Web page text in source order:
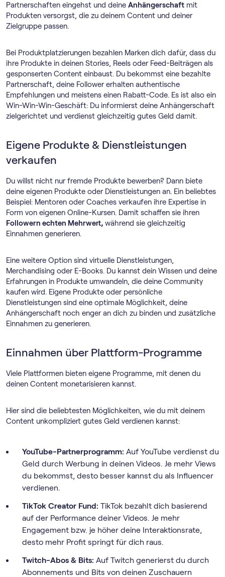
Partnerschaften eingehst und deine Anhängerschaft mit
Produkten versorgst, die zu deinem Content und deiner
Zielgruppe passen.
Bei Produktplatzierungen bezahlen Marken dich dafür, dass du
ihre Produkte in deinen Stories, Reels oder Feed-Beiträgen als
gesponserten Content einbaust. Du bekommst eine bezahlte
Partnerschaft, deine Follower erhalten authentische
Empfehlungen und meistens einen Rabatt-Code. Es ist also ein
Win-Win-Win-Geschäft: Du informierst deine Anhängerschaft
zielgerichtet und verdienst gleichzeitig gutes Geld damit.
Eigene Produkte & Dienstleistungen
verkaufen
Du willst nicht nur fremde Produkte bewerben? Dann biete
deine eigenen Produkte oder Dienstleistungen an. Ein beliebtes
Beispiel: Mentoren oder Coaches verkaufen ihre Expertise in
Form von eigenen Online-Kursen. Damit schaffen sie ihren
Followern echten Mehrwert, während sie gleichzeitig
Einnahmen generieren.
Eine weitere Option sind virtuelle Dienstleistungen,
Merchandising oder E-Books. Du kannst dein Wissen und deine
Erfahrungen in Produkte umwandeln, die deine Community
kaufen wird. Eigene Produkte oder persönliche
Dienstleistungen sind eine optimale Möglichkeit, deine
Anhängerschaft noch enger an dich zu binden und zusätzliche
Einnahmen zu generieren.
Einnahmen über Plattform-Programme
Viele Plattformen bieten eigene Programme, mit denen du
deinen Content monetarisieren kannst.
Hier sind die beliebtesten Möglichkeiten, wie du mit deinem
Content unkompliziert gutes Geld verdienen kannst:
YouTube-Partnerprogramm: Auf YouTube verdienst du
Geld durch Werbung in deinen Videos. Je mehr Views
du bekommst, desto besser kannst du als Influencer
verdienen.
TikTok Creator Fund: TikTok bezahlt dich basierend
auf der Performance deiner Videos. Je mehr
Engagement bzw. je höher deine Interaktionsrate,
desto mehr Profit springt für dich raus.
Twitch-Abos & Bits: Auf Twitch generierst du durch
Abonnements und Bits von deinen Zuschauern